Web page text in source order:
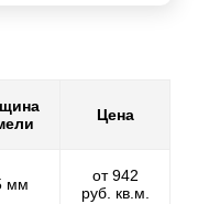
Цена
мм
от 942
руб. кв.м.